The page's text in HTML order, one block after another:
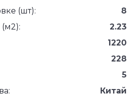
(шт):
8
2.23
1220
228
5
Китай